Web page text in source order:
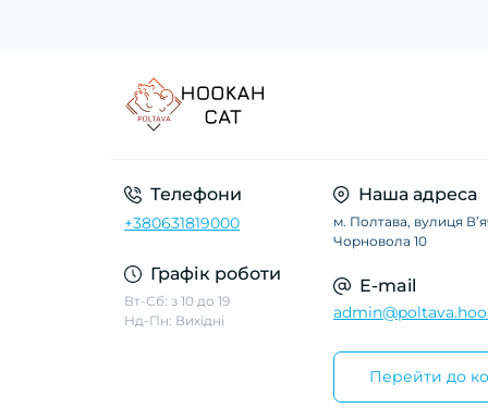
Телефони
+380631819000
Графік роботи
Вт-Сб: з 10 до 19
Нд-Пн: Вихідні
Наша адреса
м. Полтава, вулиця
Чорновола 10
E-mail
Перейти до